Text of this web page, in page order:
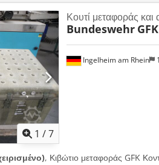
1 /7
Ingelheim am Rhein
Κουτί μεταφοράς
Bundeswehr
, Κιβώτιο μεταφοράς GFK